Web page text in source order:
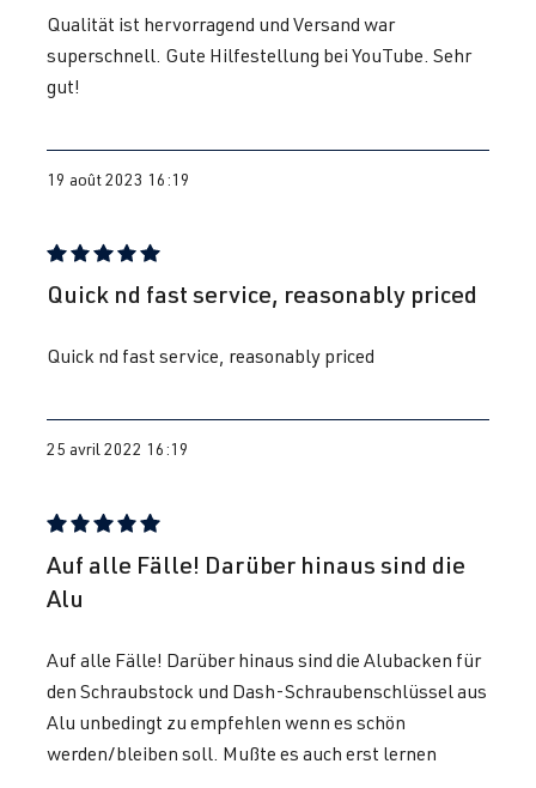
Qualität ist hervorragend und Versand war
superschnell. Gute Hilfestellung bei YouTube. Sehr
gut!
19 août 2023 16:19
Évaluation avec une note de 5 sur 5 étoiles
Quick nd fast service, reasonably priced
Quick nd fast service, reasonably priced
25 avril 2022 16:19
Évaluation avec une note de 5 sur 5 étoiles
Auf alle Fälle! Darüber hinaus sind die
Alu
Auf alle Fälle! Darüber hinaus sind die Alubacken für
den Schraubstock und Dash-Schraubenschlüssel aus
Alu unbedingt zu empfehlen wenn es schön
werden/bleiben soll. Mußte es auch erst lernen